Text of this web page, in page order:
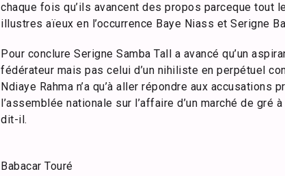
chaque fois qu’ils avancent des propos parceque tout
illustres aïeux en l’occurrence Baye Niass et Serigne
Pour conclure Serigne Samba Tall a avancé qu’un
fédérateur mais pas celui d’un nihiliste en perpétuel
Ndiaye Rahma n’a qu’à aller répondre aux
l’assemblée nationale sur l’affaire d’un marché de
dit-il.
Babacar Touré